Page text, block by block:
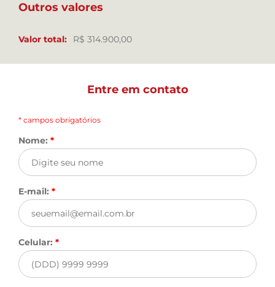
Outros valores
Valor total: R$ 314.900,00
Entre em contato
* campos obrigatórios
Nome: *
E-mail: *
Celular: *